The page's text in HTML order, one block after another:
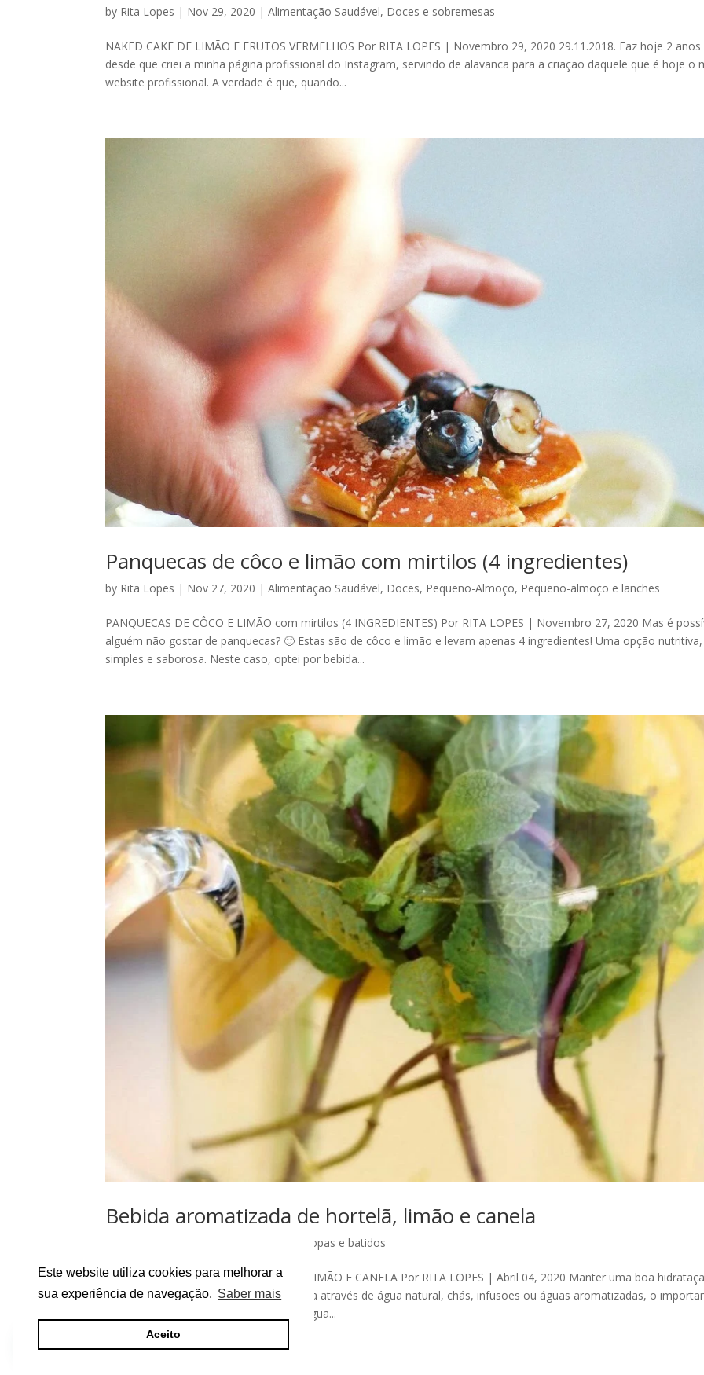
Este website utiliza cookies para melhorar a
sua experiência de navegação. Saber mais
Aceito
by Rita Lopes | Nov 29, 2020 |Alimentação Saudável, Doces e sobremesas
NAKED CAKE DE LIMÃO E FRUTOS VERMELHOS Por RITA LOPES | Novembro 29, 2020 29.11.2018. Faz hoje 2 anos
desde que criei a minha página profissional do Instagram, servindo de alavanca para a criação daquele que é hoje o
website profissional. A verdade é que, quando...
Panquecas de côco e limão com mirtilos (4 ingredientes)
by Rita Lopes | Nov 27, 2020 |Alimentação Saudável, Doces, Pequeno-Almoço, Pequeno-almoço e lanches
PANQUECAS DE CÔCO E LIMÃO com mirtilos (4 INGREDIENTES) Por RITA LOPES | Novembro 27, 2020 Mas é
alguém não gostar de panquecas? 🙂 Estas são de côco e limão e levam apenas 4 ingredientes! Uma opção nutritiva,
simples e saborosa. Neste caso, optei por bebida...
Bebida aromatizada de hortelã, limão e canela
Bebidas, sopas e batidos
BEBIDA AROMATIZADA DE HORTELÃ, LIMÃO E CANELA Por RITA LOPES | Abril 04, 2020 Manter uma boa
ao longo do dia é fundamental! Quer seja através de água natural, chás, infusões ou águas aromatizadas, o
mesmo beber. Para quem não aprecia água...